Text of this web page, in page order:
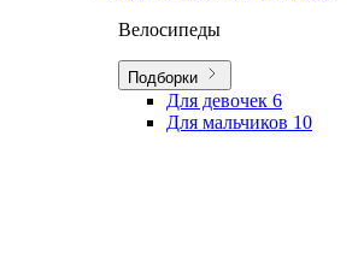
Велосипеды
Подборки
Для девочек 6
Для мальчиков 10